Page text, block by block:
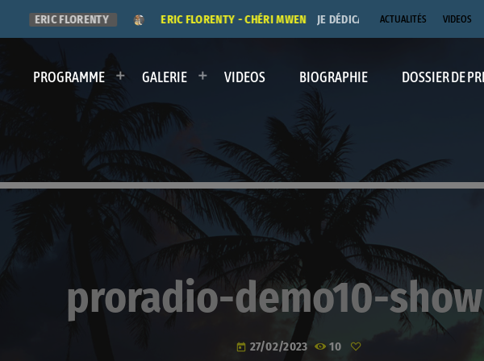
ERIC FLORENTY ERIC FLORENTY - CHÉRI MWEN JE DÉDICACE LE TITRE "CHÉRI MWEN" A
ACTUALITÉS VIDEOS
PROGRAMME GALERIE VIDEOS BIOGRAPHIE DOSSIER DE
proradio-demo10-
today 27/02/2023 10